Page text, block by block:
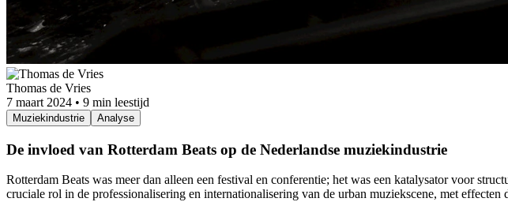
Thomas de Vries
7 maart 2024 • 9 min leestijd
Muziekindustrie Analyse
De invloed van Rotterdam Beats op de Nederlandse muziekindustrie
Rotterdam Beats was meer dan alleen een festival en conferentie; het was een katalysator voor
cruciale rol in de professionalisering en internationalisering van de urban muziekscene, met